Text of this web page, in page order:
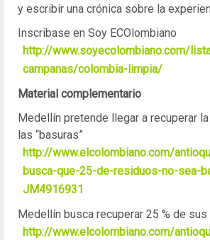
y escribir una crónica sobre la
Inscribase en Soy ECOlombiano
http://www.soyecolombiano.com/
campanas/colombia-limpia/
Material complementario
Medellín pretende llegar a recuperar
las “basuras”
http://www.elcolombiano.com/
busca-que-25-de-residuos-no-sea-
JM4916931
Medellín busca recuperar 25 % de
http://www.elcolombiano.com/